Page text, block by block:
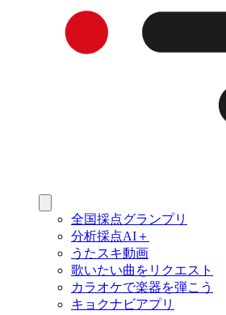
全国採点グランプリ
分析採点AI＋
うたスキ動画
歌いたい曲をリクエスト
カラオケで楽器を弾こう
キョクナビアプリ